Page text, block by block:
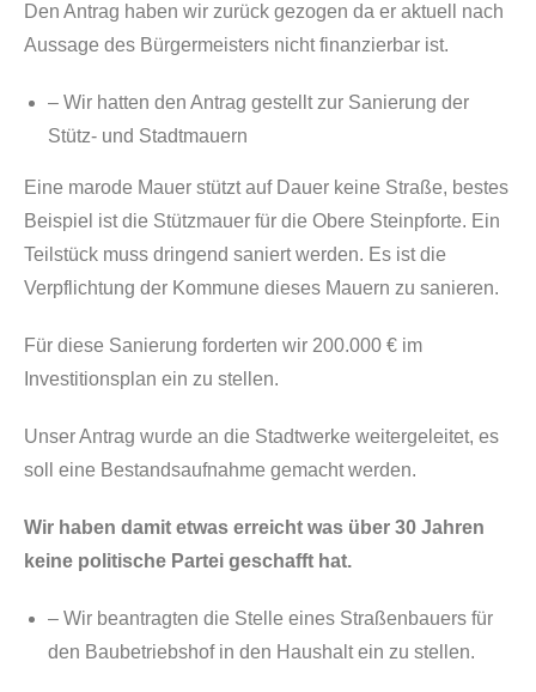
Den Antrag haben wir zurück gezogen da er aktuell nach
Aussage des Bürgermeisters nicht finanzierbar ist.
– Wir hatten den Antrag gestellt zur Sanierung der
Stütz- und Stadtmauern
Eine marode Mauer stützt auf Dauer keine Straße, bestes
Beispiel ist die Stützmauer für die Obere Steinpforte. Ein
Teilstück muss dringend saniert werden. Es ist die
Verpflichtung der Kommune dieses Mauern zu sanieren.
Für diese Sanierung forderten wir 200.000 € im
Investitionsplan ein zu stellen.
Unser Antrag wurde an die Stadtwerke weitergeleitet, es
soll eine Bestandsaufnahme gemacht werden.
Wir haben damit etwas erreicht was über 30 Jahren
keine politische Partei geschafft hat.
– Wir beantragten die Stelle eines Straßenbauers für
den Baubetriebshof in den Haushalt ein zu stellen.